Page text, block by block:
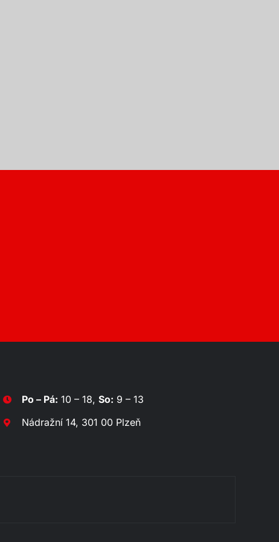
Po – Pá: 10 – 18,So: 9 – 13
Nádražní 14, 301 00 Plzeň